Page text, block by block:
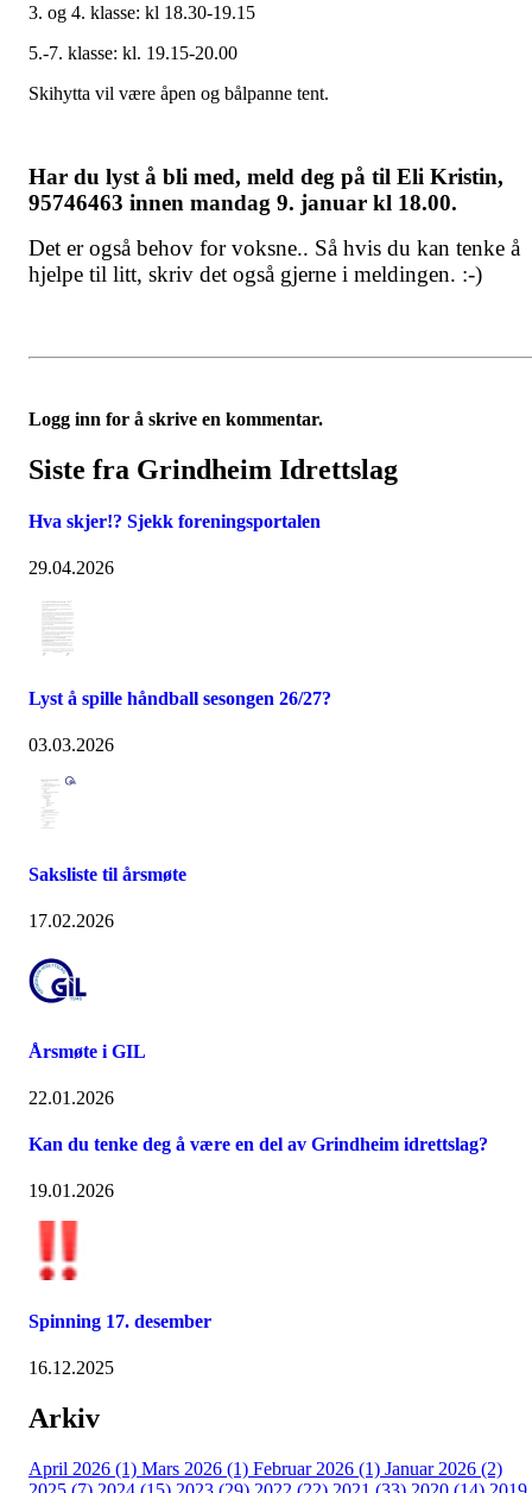
3. og 4. klasse: kl 18.30-19.15
5.-7. klasse: kl. 19.15-20.00
Skihytta vil være åpen og bålpanne tent.
Har du lyst å bli med, meld deg på til Eli Kristin,
95746463 innen mandag 9. januar kl 18.00.
Det er også behov for voksne.. Så hvis du kan tenke å
hjelpe til litt, skriv det også gjerne i meldingen. :-)
Logg inn for å skrive en kommentar.
Siste fra Grindheim Idrettslag
Hva skjer!? Sjekk foreningsportalen
29.04.2026
Lyst å spille håndball sesongen 26/27?
03.03.2026
Saksliste til årsmøte
17.02.2026
Årsmøte i GIL
22.01.2026
Kan du tenke deg å være en del av Grindheim idrettslag?
19.01.2026
Spinning 17. desember
16.12.2025
Arkiv
April 2026 (1) Mars 2026 (1) Februar 2026 (1) Januar 2026 (2)